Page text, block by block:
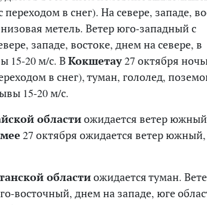
в снег). На севере, западе,
метель. Ветер юго-западный с
западе, востоке, днем на севере, в
15-20 м/с. В Кокшетау27 октября
в снег), туман, гололед,
15-20 м/с.
областиожидается ветер
27 октября ожидается ветер
областиожидается туман.
восточный, днем на западе, юге